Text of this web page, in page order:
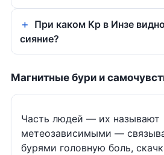
При каком Kp в Инзе
сияние?
Магнитные бури и
Часть людей — их называют
метеозависимыми —
бурями головную боль,